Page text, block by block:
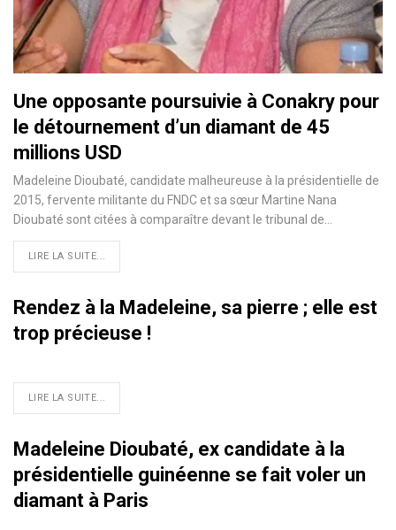
Une opposante poursuivie à Conakry pour
le détournement d’un diamant de 45
millions USD
Madeleine Dioubaté, candidate malheureuse à la présidentielle de
2015, fervente militante du FNDC et sa sœur Martine Nana
Dioubaté sont citées à comparaître devant le tribunal de…
LIRE LA SUITE...
Rendez à la Madeleine, sa pierre ; elle est
trop précieuse !
LIRE LA SUITE...
Madeleine Dioubaté, ex candidate à la
présidentielle guinéenne se fait voler un
diamant à Paris